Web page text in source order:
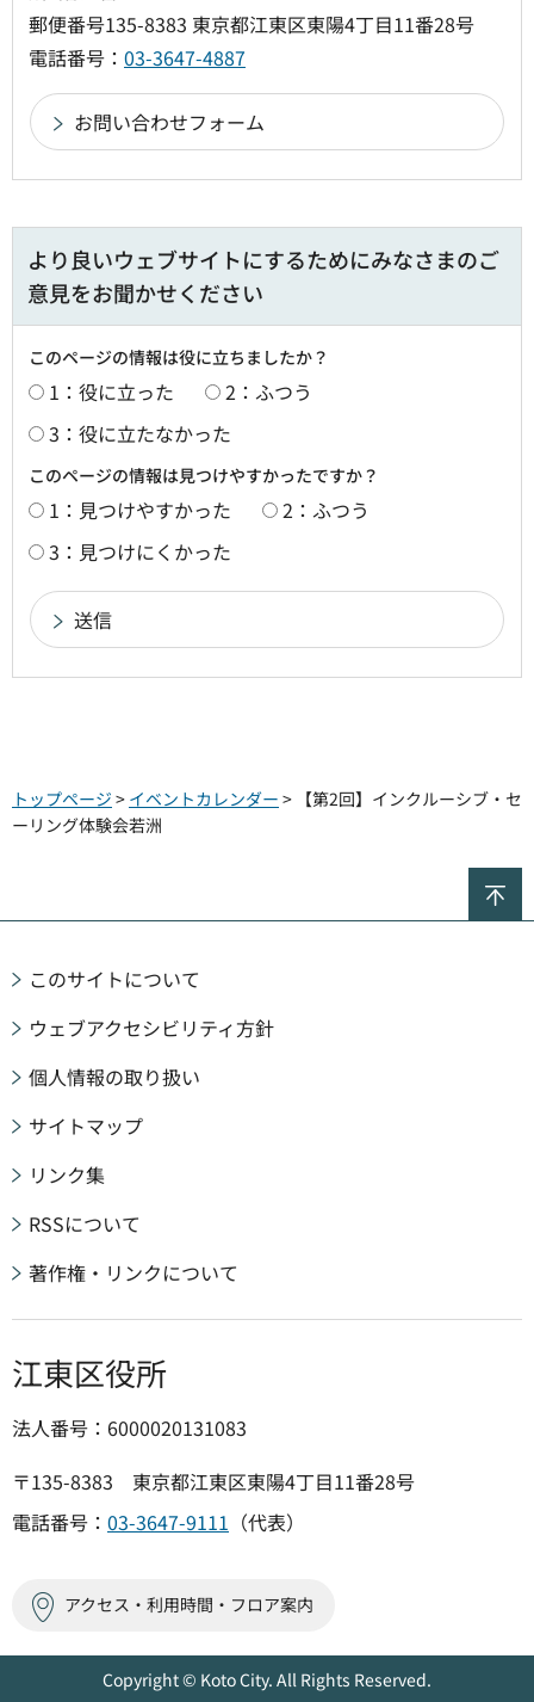
郵便番号135-8383 東京都江東区東陽4丁目11番28号
電話番号： 03-3647-4887
より良いウェブサイトにするためにみなさまのご
意見をお聞かせください
このページの情報は役に立ちましたか？
1：役に立った
2：ふつう
3：役に立たなかった
このページの情報は見つけやすかったですか？
1：見つけやすかった
2：ふつう
3：見つけにくかった
トップページ > イベントカレンダー > 【第2回】インクルーシブ・セ
ーリング体験会若洲
このサイトについて
ウェブアクセシビリティ方針
個人情報の取り扱い
サイトマップ
リンク集
RSSについて
著作権・リンクについて
江東区役所
法人番号：6000020131083
〒135-8383 東京都江東区東陽4丁目11番28号
電話番号： 03-3647-9111 （代表）
アクセス・利用時間・フロア案内
Copyright © Koto City. All Rights Reserved.